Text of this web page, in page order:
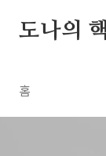
도나의
홈